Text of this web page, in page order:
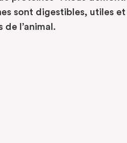
sont digestibles, utiles
de l’animal.